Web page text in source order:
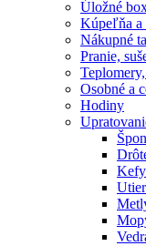
Úložné
Kúpeľňa a
Nákupné
Pranie,
Osobné a
Hodiny